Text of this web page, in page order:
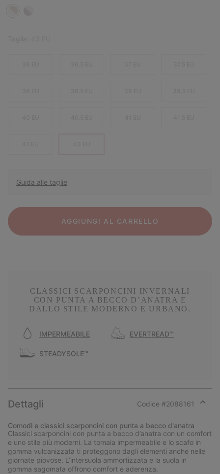
Guida alle taglie
AGGIUNGI AL CARRELLO
CLASSICI SCARPONCINI INVERNALI
CON PUNTA A BECCO D’ANATRA E
DALLO STILE MODERNO E URBANO.
IMPERMEABILE EVERTREAD™
STEADYSOLE™
Dettagli Codice #2088161
section
Comodi e classici scarponcini con punta a becco d'anatra
Classici scarponcini con punta a becco d’anatra con un comfort
e uno stile più moderni. La tomaia impermeabile e lo scafo in
gomma vulcanizzata ti proteggono dagli elementi anche nelle
giornate piovose. L’intersuola ammortizzata e la suola in
gomma sagomata offrono comfort e aderenza.